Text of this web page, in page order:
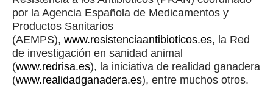
por la Agencia Española de Medicamentos y
Productos Sanitarios
(AEMPS), www.resistenciaantibioticos.es, la Red
de investigación en sanidad animal
(www.redrisa.es), la iniciativa de realidad ganadera
(www.realidadganadera.es), entre muchos otros.